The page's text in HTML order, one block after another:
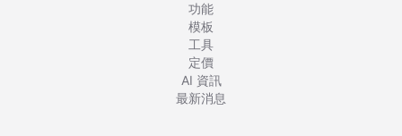
功能
模板
工具
定價
AI 資訊
最新消息